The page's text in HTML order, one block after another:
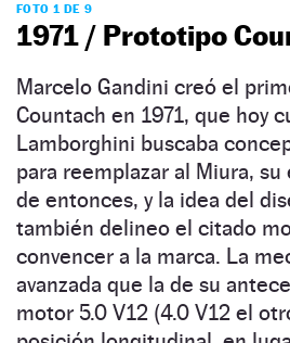
FOTO 1 DE 9
1971 / Prototipo
Marcelo Gandini creó el
Countach en 1971, que hoy
Lamborghini buscaba
para reemplazar al Miura,
de entonces, y la idea del
también delineo el citado
convencer a la marca. La
avanzada que la de su
motor 5.0 V12 (4.0 V12 el